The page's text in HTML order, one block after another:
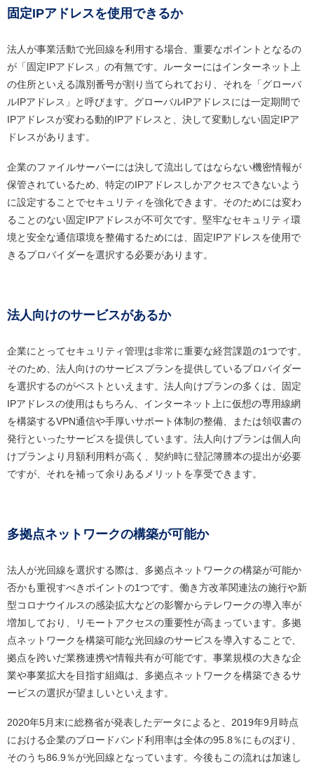
固定IPアドレスを使用できるか
法人が事業活動で光回線を利用する場合、重要なポイントとなるの
が「固定IPアドレス」の有無です。ルーターにはインターネット上
の住所といえる識別番号が割り当てられており、それを「グローバ
ルIPアドレス」と呼びます。グローバルIPアドレスには一定期間で
IPアドレスが変わる動的IPアドレスと、決して変動しない固定IPア
ドレスがあります。
企業のファイルサーバーには決して流出してはならない機密情報が
保管されているため、特定のIPアドレスしかアクセスできないよう
に設定することでセキュリティを強化できます。そのためには変わ
ることのない固定IPアドレスが不可欠です。堅牢なセキュリティ環
境と安全な通信環境を整備するためには、固定IPアドレスを使用で
きるプロバイダーを選択する必要があります。
法人向けのサービスがあるか
企業にとってセキュリティ管理は非常に重要な経営課題の1つです。
そのため、法人向けのサービスプランを提供しているプロバイダー
を選択するのがベストといえます。法人向けプランの多くは、固定
IPアドレスの使用はもちろん、インターネット上に仮想の専用線網
を構築するVPN通信や手厚いサポート体制の整備、または領収書の
発行といったサービスを提供しています。法人向けプランは個人向
けプランより月額利用料が高く、契約時に登記簿謄本の提出が必要
ですが、それを補って余りあるメリットを享受できます。
多拠点ネットワークの構築が可能か
法人が光回線を選択する際は、多拠点ネットワークの構築が可能か
否かも重視すべきポイントの1つです。働き方改革関連法の施行や新
型コロナウイルスの感染拡大などの影響からテレワークの導入率が
増加しており、リモートアクセスの重要性が高まっています。多拠
点ネットワークを構築可能な光回線のサービスを導入することで、
拠点を跨いだ業務連携や情報共有が可能です。事業規模の大きな企
業や事業拡大を目指す組織は、多拠点ネットワークを構築できるサ
ービスの選択が望ましいといえます。
2020年5月末に総務省が発表したデータによると、2019年9月時点
における企業のブロードバンド利用率は全体の95.8％にものぼり、
そのうち86.9％が光回線となっています。今後もこの流れは加速し